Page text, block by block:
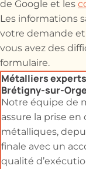
de Google et les
Les informations
votre demande
vous avez des
formulaire.
Métalliers
Brétigny-sur-Orge
Notre équipe de
assure la prise
métalliques,
finale avec un
qualité